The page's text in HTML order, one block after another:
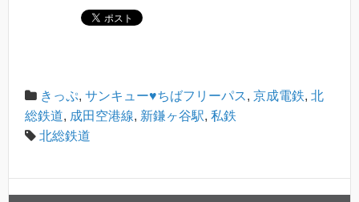
きっぷ, サンキュー♥ちばフリーパス, 京成電鉄, 北
総鉄道, 成田空港線, 新鎌ヶ谷駅, 私鉄
北総鉄道